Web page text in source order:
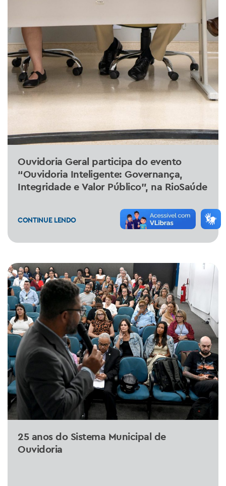
Ouvidoria Geral participa do evento
“Ouvidoria Inteligente: Governança,
Integridade e Valor Público”, na RioSaúde
CONTINUE LENDO
25 anos do Sistema Municipal de
Ouvidoria